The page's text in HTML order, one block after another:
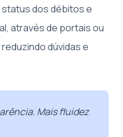
dos débitos e
através de portais ou
dúvidas e
Mais fluidez